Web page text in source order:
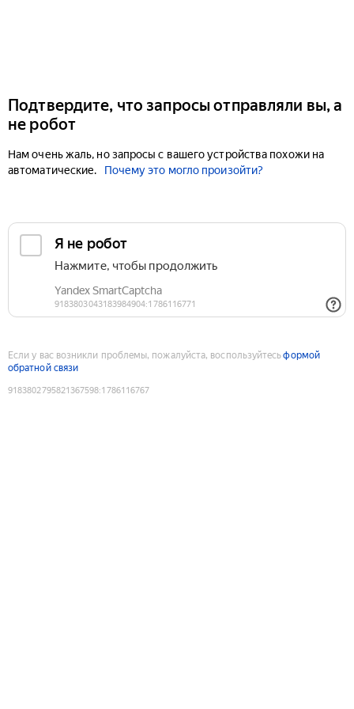
Подтвердите, что запросы отправляли вы, а
не робот
Нам очень жаль, но запросы с вашего устройства похожи на
автоматические.
Почему это могло произойти?
Если у вас возникли проблемы, пожалуйста, воспользуйтесьформой
обратной связи
9183802795821367598:1786116767